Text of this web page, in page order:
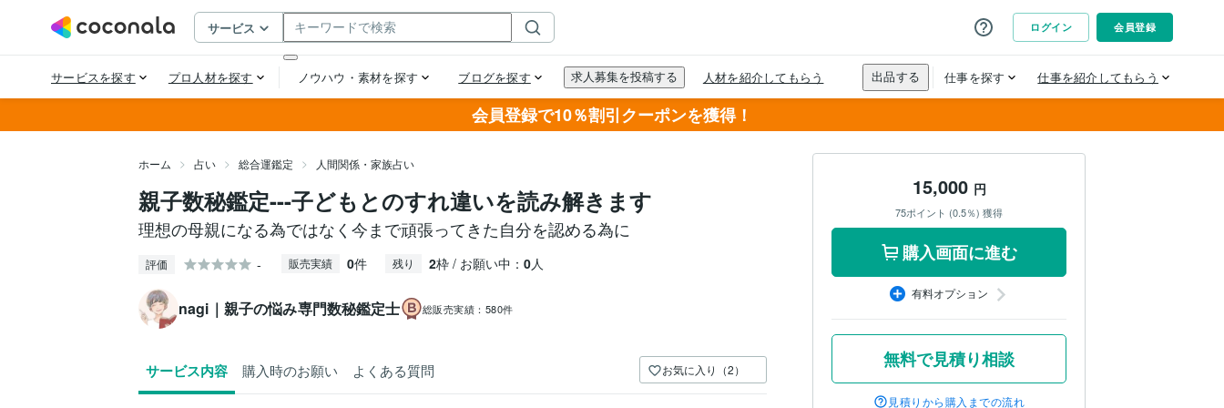
会員登録で10％割引クーポンを獲得！
ホーム 占い 総合運鑑定 人間関係・家族占い
親子数秘鑑定---子どもとのすれ違いを読み解きます
理想の母親になる為ではなく今まで頑張ってきた自分を認める為に
評価 - 販売実績 0件 残り 2枠 / お願い中： 0人
nagi｜親子の悩み専門数秘鑑定士 総販売実績： 580件
サービス内容 購入時のお願い よくある質問 お気に入り（2）
15,000 円
75ポイント (0.5％) 獲得
購入画面に進む
有料オプション
無料で見積り相談
見積りから購入までの流れ